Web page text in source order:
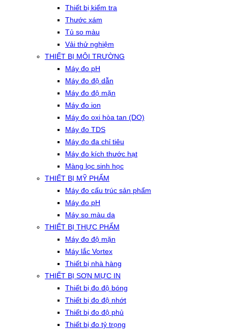
Thiết bị kiểm tra
Thước xám
Tủ so màu
Vải thử nghiệm
THIẾT BỊ MÔI TRƯỜNG
Máy đo pH
Máy đo độ dẫn
Máy đo độ mặn
Máy đo ion
Máy đo oxi hòa tan (DO)
Máy đo TDS
Máy đo đa chỉ tiêu
Máy đo kích thước hạt
Màng lọc sinh học
THIẾT BỊ MỸ PHẨM
Máy đo cấu trúc sản phẩm
Máy đo pH
Máy so màu da
THIẾT BỊ THỰC PHẨM
Máy đo độ mặn
Máy lắc Vortex
Thiết bị nhà hàng
THIẾT BỊ SƠN MỰC IN
Thiết bị đo độ bóng
Thiết bị đo độ nhớt
Thiết bị đo độ phủ
Thiết bị đo tỷ trọng